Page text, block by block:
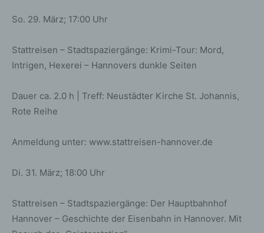
So. 29. März; 17:00 Uhr
Stattreisen – Stadtspaziergänge: Krimi-Tour: Mord,
Intrigen, Hexerei – Hannovers dunkle Seiten
Dauer ca. 2.0 h | Treff: Neustädter Kirche St. Johannis,
Rote Reihe
Anmeldung unter: www.stattreisen-hannover.de
Di. 31. März; 18:00 Uhr
Stattreisen – Stadtspaziergänge: Der Hauptbahnhof
Hannover – Geschichte der Eisenbahn in Hannover. Mit
Vertragsdaten, Nutzungsdaten, Meta- und
unserer berechtigten Interessen an einer effizienten und
sicheren Zurverfügungstellung dieses Onlineangebotes
(Abschluss Auftragsverarbeitungsvertrag).
Sperrung von personenbezogenen
Der für die Verarbeitung Verantwortliche verarbeitet und
Person nur für den Zeitraum, der zur Erreichung des
Speicherungszwecks erforderlich ist oder sofern dies
durch den Europäischen Richtlinien- und